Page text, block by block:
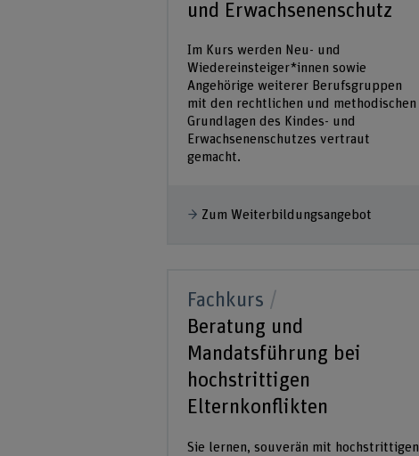
und Erwachsenenschutz
Im Kurs werden Neu- und
Wiedereinsteiger*innen sowie
Angehörige weiterer Berufsgruppen
mit den rechtlichen und methodischen
Grundlagen des Kindes- und
Erwachsenenschutzes vertraut
gemacht.
Zum Weiterbildungsangebot
Fachkurs
Beratung und
Mandatsführung bei
hochstrittigen
Elternkonflikten
Sie lernen, souverän mit hochstrittigen